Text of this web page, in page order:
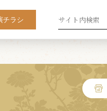
チラシ